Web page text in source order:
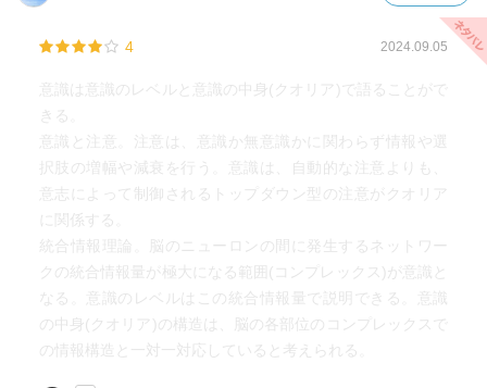
4 2024.09.05
意識は意識のレベルと意識の中身(クオリア)で語ることがで
きる。
意識と注意。注意は、意識か無意識かに関わらず情報や選
択肢の増幅や減衰を行う。意識は、自動的な注意よりも、
意志によって制御されるトップダウン型の注意がクオリア
に関係する。
統合情報理論。脳のニューロンの間に発生するネットワー
クの統合情報量が極大になる範囲(コンプレックス)が意識と
なる。意識のレベルはこの統合情報量で説明できる。意識
の中身(クオリア)の構造は、脳の各部位のコンプレックスで
の情報構造と一対一対応していると考えられる。